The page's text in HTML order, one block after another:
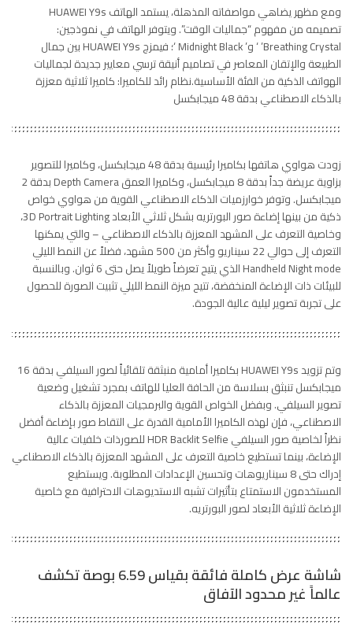
ومع مظهر يضاهي مواصفاته المذهلة، يستمد الهاتف HUAWEI Y9s
تصميمه من مفهوم “جماليات الوقت”. ويتوفر الهاتف في نموذجين:
Breathing Crystal’ ‘ و’ Midnight Black ‘؛ فيمزج HUAWEI Y9s بين جمال
الطبيعة والإتقان المعاصر في تصاميم أنيقة ترسي معايير جديدة لجماليات
الهواتف الذكية من الفئة الأساسية.نظام رائد للكاميرا: كاميرا ثلاثية معززة
بالذكاء الاصطناعي بدقة 48 ميجابكسل
زودت هواوي هاتفها بكاميرا رئيسية بدقة 48 ميجابكسل، وكاميرا للتصوير
بزاوية عريضة جداً بدقة 8 ميجابكسل، وكاميرا العمق Depth Camera بدقة 2
ميجابكسل. وتوفر خوارزميات الذكاء الاصطناعي القوية من هواوي خواص
ذكية من بينها إضاءة صور البورتريه بشكل ثلاثي الأبعاد 3D Portrait Lighting،
وخاصية التعرف على المشهد المعززة بالذكاء الاصطناعي – والتي يمكنها
التعرف إلى حوالي 22 سيناريو وأكثر من 500 مشهد، فضلاً عن النمط الليلي
Handheld Night mode الذي يتيح تعرضاً طويلاً يصل حتى 6 ثوان. وبالنسبة
للبيئات ذات الإضاءة المنخفضة، تتيح ميزة النمط الليلي تثبيت الصورة للحصول
على تجربة تصوير ليلية عالية الجودة.
وتم تزويد HUAWEI Y9s بكاميرا أمامية منبثقة تلقائياً لصور السيلفي بدقة 16
ميجابكسل تنبثق بسلاسة من الحافة العليا للهاتف بمجرد تشغيل وضعية
تصوير السيلفي. وبفضل الخواص القوية والبرمجيات المعززة بالذكاء
الاصطناعي، فإن لهذه الكاميرا الأمامية القدرة على التقاط صور بإضاءة أفضل
نظراً لخاصية صور السيلفي HDR Backlit Selfie للصورذات خلفيات عالية
الإضاءة، بينما تستطيع خاصية التعرف على المشهد المعززة بالذكاء الاصطناعي
إدراك حتى 8 سيناريوهات وتحسين الإعدادات المطلوبة. ويستطيع
المستخدمون الاستمتاع بتأثيرات تشبه الاستديوهات الاحترافية مع خاصية
الإضاءة ثلاثية الأبعاد لصور البورتريه.
شاشة عرض كاملة فائقة بقياس 6.59 بوصة تكشف
عالماً غير محدود الآفاق